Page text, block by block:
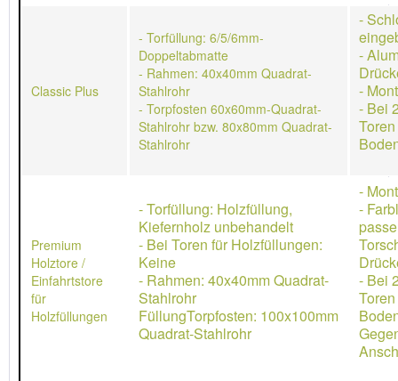
Classic Plus
- Torfüllung: 6/5/6mm-
Doppeltabmatte
- Rahmen: 40x40mm Quadrat-
Stahlrohr
- Torpfosten 60x60mm-Quadrat-
Stahlrohr bzw. 80x80mm Quadrat-
Stahlrohr
-
-
-
- Bei
Premium
Holztore /
Einfahrtstore
für
Holzfüllungen
- Torfüllung: Holzfüllung,
Kiefernholz unbehandelt
- Bei Toren für Holzfüllungen:
Keine
- Rahmen: 40x40mm Quadrat-
Stahlrohr
FüllungTorpfosten: 100x100mm
Quadrat-Stahlrohr
-
-
- Bei